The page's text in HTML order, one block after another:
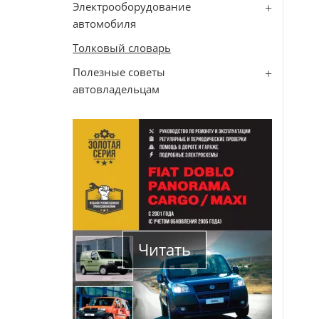
Электрооборудование
автомобиля
Толковый словарь
Полезные советы
автовладельцам
Читать